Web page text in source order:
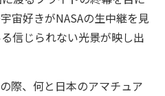
宙好きがNASAの生中継を見
信じられない光景が映し出
際、何と日本のアマチュア